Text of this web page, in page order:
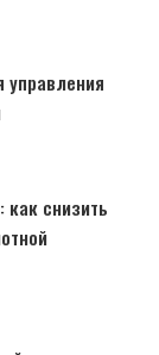
управления
как снизить